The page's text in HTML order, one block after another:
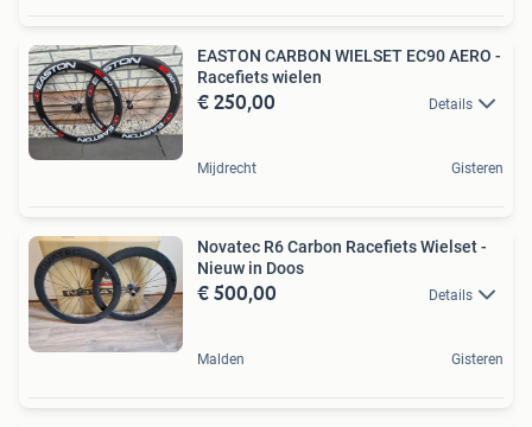
EASTON CARBON WIELSET EC90 AERO -
Racefiets wielen
€ 250,00 Details
Mijdrecht Gisteren
Novatec R6 Carbon Racefiets Wielset -
Nieuw in Doos
€ 500,00 Details
Malden Gisteren